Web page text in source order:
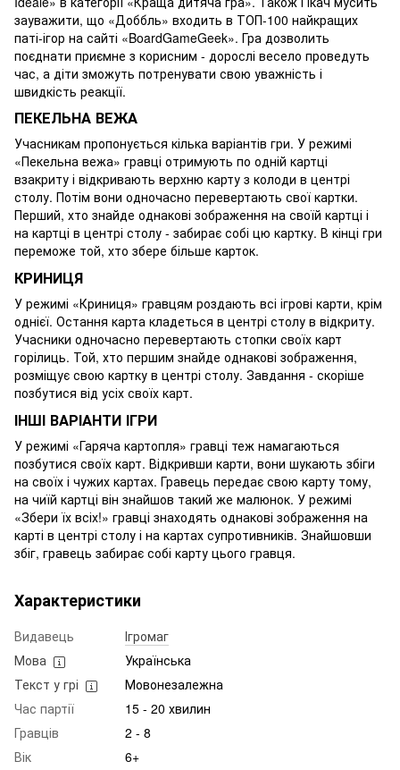
зауважити, що «Доббль» входить в ТОП-100 найкращих
паті-ігор на сайті «BoardGameGeek». Гра дозволить
поєднати приємне з корисним - дорослі весело проведуть
час, а діти зможуть потренувати свою уважність і
швидкість реакції.
ПЕКЕЛЬНА ВЕЖА
Учасникам пропонується кілька варіантів гри. У режимі
«Пекельна вежа» гравці отримують по одній картці
взакриту і відкривають верхню карту з колоди в центрі
столу. Потім вони одночасно перевертають свої картки.
Перший, хто знайде однакові зображення на своїй картці і
на картці в центрі столу - забирає собі цю картку. В кінці гри
переможе той, хто збере більше карток.
КРИНИЦЯ
У режимі «Криниця» гравцям роздають всі ігрові карти, крім
однієї. Остання карта кладеться в центрі столу в відкриту.
Учасники одночасно перевертають стопки своїх карт
горілиць. Той, хто першим знайде однакові зображення,
розміщує свою картку в центрі столу. Завдання - скоріше
позбутися від усіх своїх карт.
ІНШІ ВАРІАНТИ ІГРИ
У режимі «Гаряча картопля» гравці теж намагаються
позбутися своїх карт. Відкривши карти, вони шукають збіги
на своїх і чужих картах. Гравець передає свою карту тому,
на чиїй картці він знайшов такий же малюнок. У режимі
«Збери їх всіх!» гравці знаходять однакові зображення на
карті в центрі столу і на картах супротивників. Знайшовши
збіг, гравець забирає собі карту цього гравця.
Характеристики
Видавець
Ігромаг
Мова
Українська
Текст у грі
Мовонезалежна
Час партії
15 - 20 хвилин
Гравців
2 - 8
Вік
6+